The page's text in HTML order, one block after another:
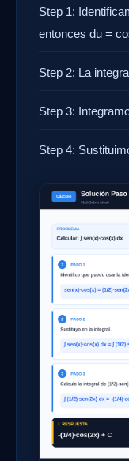
Step 1:
entonces du =
Step 2: La
Step 3:
Step 4: